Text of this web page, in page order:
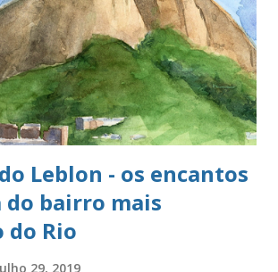
Leblon - os encantos
bairro mais
do Rio
29, 2019